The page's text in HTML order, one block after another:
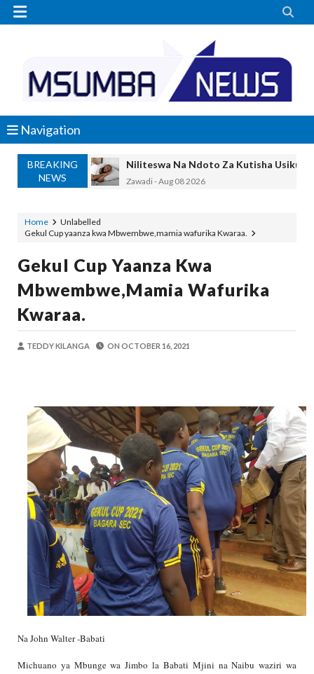
 
Navigation
BREAKING
NEWS
Niliteswa Na Ndoto Za Kutisha Usiku,
Zawadi -Aug 08 2026
TANZANIA YAANGAZA TEKNOLOJIA
MGALU APONGEZA HATUA ZA
MSUMBA- Aug 08 2026
WRRB YAJA NA UBUNIFU KWENYE ZAO LA
Alex Sonna- Aug 08 2026
WMA YAPONGEZWA KWA
MSUMBA -Aug 08 2026
Nilishikilia Cheo Kile Kile Kwa Miaka
Zawadi-Aug 08 2026
Home
Unlabelled
Gekul Cup yaanza kwa Mbwembwe,mamia wafurika Kwaraa.
Gekul Cup Yaanza Kwa
Mbwembwe,mamia Wafurika
Kwaraa.
TEDDY KILANGA ON OCTOBER 16, 2021
Na John Walter -Babati
Michuano ya Mbunge wa Jimbo la Babati Mjini na Naibu waziri wa